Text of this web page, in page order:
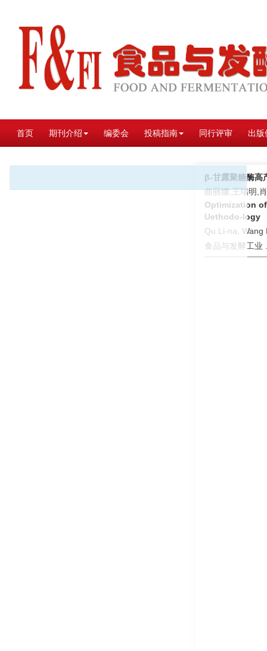
首页 期刊介绍 编委会 投稿指南 同行评审 出版
β-甘露聚糖酶高
曲丽娜,王瑞明,
Optimization
Uethodo-logy
Qu Li-na, Wang
食品与发酵工业